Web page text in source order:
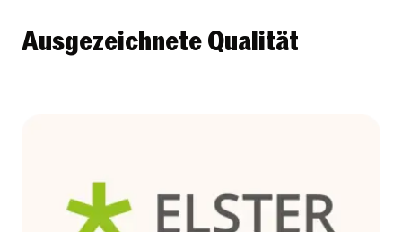
Ausgezeichnete Qualität